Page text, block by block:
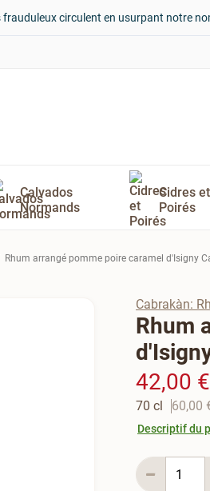
frauduleux circulent en usurpant notre
Calvados
Normands
Cidres et
Poirés
Rhum arrangé pomme poire caramel d'Isigny
Cabrakàn:
Rhum
42,00 €
70 cl 60,00
Descriptif du